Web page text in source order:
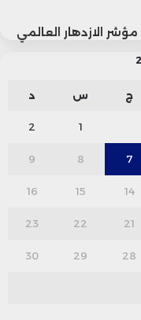
ج س د
1
2
7
8
9
14
15
16
21
22
23
28
29
30